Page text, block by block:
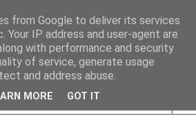
from Google to deliver its services
Your IP address and user-agent are
with performance and security
of service, generate usage
and address abuse.
MORE GOT IT